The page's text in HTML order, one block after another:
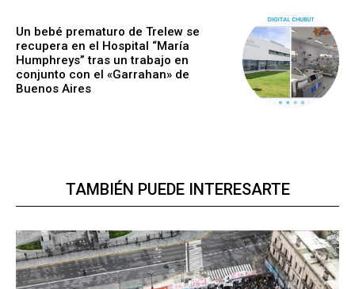
Un bebé prematuro de Trelew se
recupera en el Hospital “María
Humphreys” tras un trabajo en
conjunto con el «Garrahan» de
Buenos Aires
TAMBIÉN PUEDE INTERESARTE